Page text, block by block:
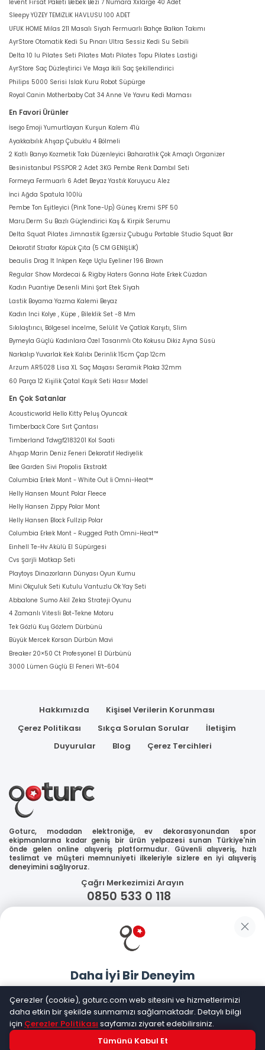
levent Fırsat Paketi Bebek Bezi 7 Numara Xxlarge 40 Adet
Sleepy YÜZEY TEMİZLİK HAVLUSU 100 ADET
UFUK HOME Milas 211 Masalı Siyah Fermuarlı Bahçe Balkon Takımı
AyrStore Otomatik Kedi Su Pınarı Ultra Sessiz Kedi Su Sebili
Delta 10 lu Pilates Seti Pilates Matı Pilates Topu Pilates Lastiği
AyrStore Saç Düzleştirici Ve Maşa İkili Saç Şekillendirici
Philips 5000 Serisi Islak Kuru Robot Süpürge
Royal Canin Motherbaby Cat 34 Anne Ve Yavru Kedi Maması
En Favori Ürünler
İsego Emoji Yumurtlayan Kurşun Kalem 4'lü
Ayakkabılık Ahşap Çubuklu 4 Bölmeli
2 Katlı Banyo Kozmetik Takı Düzenleyici Baharatlık Çok Amaçlı Organizer
Besinistanbul PSSPOR 2 Adet 3KG Pembe Renk Dambıl Seti
Formeya Fermuarlı 6 Adet Beyaz Yastık Koruyucu Alez
İnci Ağda Spatula 100lü
Pembe Ton Eşitleyici (Pink Tone-Up) Güneş Kremi SPF 50
Maru.Derm Su Bazlı Güçlendirici Kaş & Kirpik Serumu
Delta Squat Pilates Jimnastik Egzersiz Çubuğu Portable Studio Squat Bar
Dekoratif Strafor Köpük Çıta (5 CM GENİŞLİK)
beaulis Drag It Inkpen Keçe Uçlu Eyeliner 196 Brown
Regular Show Mordecai & Rigby Haters Gonna Hate Erkek Cüzdan
Kadın Puantiye Desenli Mini Şort Etek Siyah
Lastik Boyama Yazma Kalemi Beyaz
Kadın Inci Kolye , Küpe , Bileklik Set -8 Mm
Sıkılaştırıcı, Bölgesel İncelme, Selülit Ve Çatlak Karşıtı, Slim
Bymeyla Güçlü Kadınlara Özel Tasarımlı Oto Kokusu Dikiz Ayna Süsü
Narkalıp Yuvarlak Kek Kalıbı Derinlik 15cm Çap 12cm
Arzum AR5028 Lisa XL Saç Maşası Seramik Plaka 32mm
60 Parça 12 Kişilik Çatal Kaşık Seti Hasır Model
En Çok Satanlar
Acousticworld Hello Kitty Peluş Oyuncak
Timberback Core Sırt Çantası
Timberland Tdwgf2183201 Kol Saati
Ahşap Marin Deniz Feneri Dekoratif Hediyelik
Bee Garden Sivi Propolis Ekstrakt
Columbia Erkek Mont - White Out İi Omni-Heat™
Helly Hansen Mount Polar Fleece
Helly Hansen Zippy Polar Mont
Helly Hansen Block Fullzip Polar
Columbia Erkek Mont - Rugged Path Omni-Heat™
Einhell Te-Hv Akülü El Süpürgesi
Cvs Şarjli Matkap Seti
Playtoys Dinazorların Dünyası Oyun Kumu
Mini Okçuluk Seti Kutulu Vantuzlu Ok Yay Seti
Abbalone Sumo Akil Zeka Strateji Oyunu
4 Zamanlı Vitesli Bot-Tekne Motoru
Tek Gözlü Kuş Gözlem Dürbünü
Büyük Mercek Korsan Dürbün Mavi
Breaker 20×50 Ct Profesyonel El Dürbünü
3000 Lümen Güçlü El Feneri Wt-604
Hakkımızda
Kişisel Verilerin Korunması
Çerez Politikası
Sıkça Sorulan Sorular
İletişim
Duyurular
Blog Çerez Tercihleri
Goturc, modadan elektroniğe, ev dekorasyonundan spor
ekipmanlarına kadar geniş bir ürün yelpazesi sunan Türkiye'nin
önde gelen online alışveriş platformudur. Güvenli alışveriş, hızlı
teslimat ve müşteri memnuniyeti ilkeleriyle sizlere en iyi alışveriş
deneyimini sağlıyoruz.
Çağrı Merkezimizi Arayın
0850 533 0 118
Güvenliğiniz
Sosyal Medya
Mobil Uygulamalarımız
Daha İyi Bir Deneyim
Goturc mobil uygulamasıyla daha hızlı ve kolay alışveriş
yapın
Hemen Dene!
Çerezler (cookie), goturc.com web sitesini ve hizmetlerimizi
daha etkin bir şekilde sunmamızı sağlamaktadır. Detaylı bilgi
için Çerezler Politikası sayfamızı ziyaret edebilirsiniz.
Tümünü Kabul Et